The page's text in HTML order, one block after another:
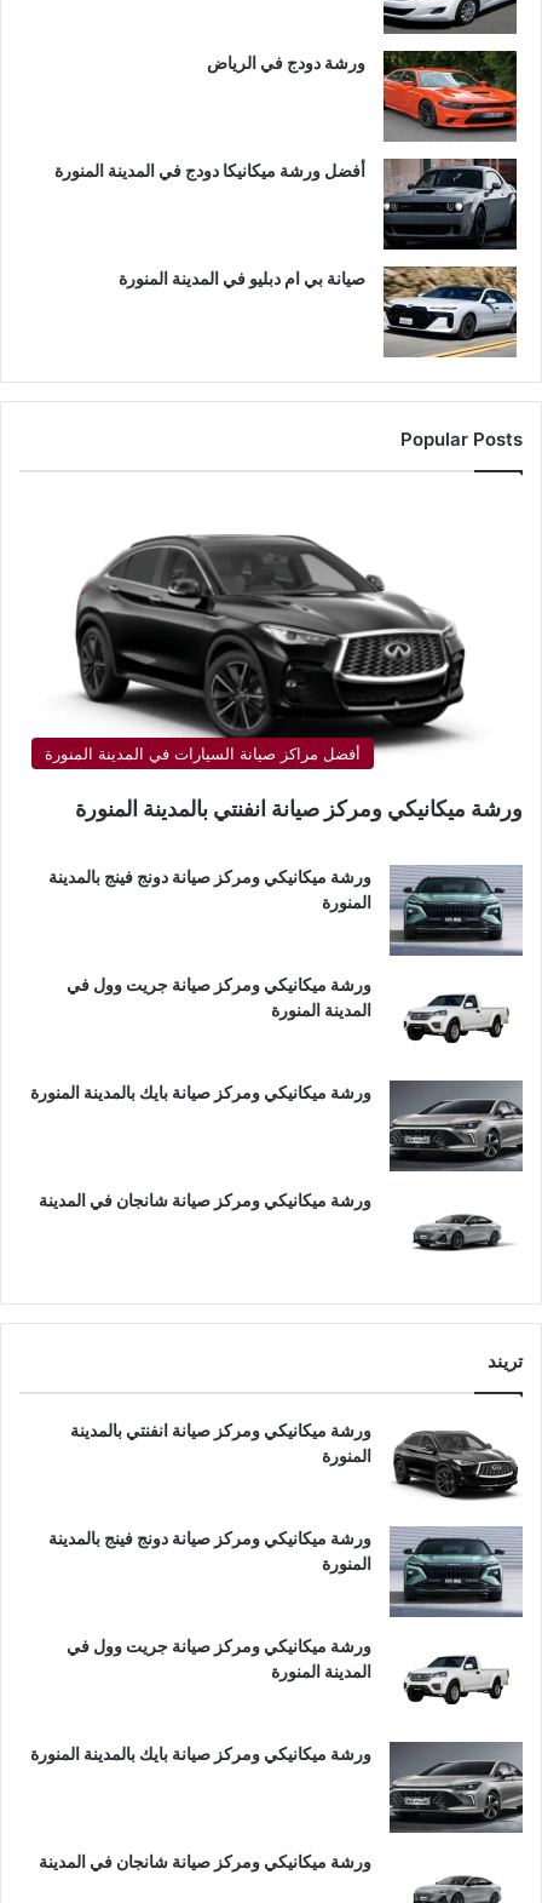
ورشة دودج في الرياض
أفضل ورشة ميكانيكا دودج في المدينة المنورة
صيانة بي ام دبليو في المدينة المنورة
Popular Posts
أفضل مراكز صيانة السيارات في المدينة المنورة
ورشة ميكانيكي ومركز صيانة انفنتي بالمدينة المنورة
ورشة ميكانيكي ومركز صيانة دونج فينج بالمدينة
المنورة
ورشة ميكانيكي ومركز صيانة جريت وول في
المدينة المنورة
ورشة ميكانيكي ومركز صيانة بايك بالمدينة المنورة
ورشة ميكانيكي ومركز صيانة شانجان في المدينة
تريند
ورشة ميكانيكي ومركز صيانة انفنتي بالمدينة
المنورة
ورشة ميكانيكي ومركز صيانة دونج فينج بالمدينة
المنورة
ورشة ميكانيكي ومركز صيانة جريت وول في
المدينة المنورة
ورشة ميكانيكي ومركز صيانة بايك بالمدينة المنورة
ورشة ميكانيكي ومركز صيانة شانجان في المدينة